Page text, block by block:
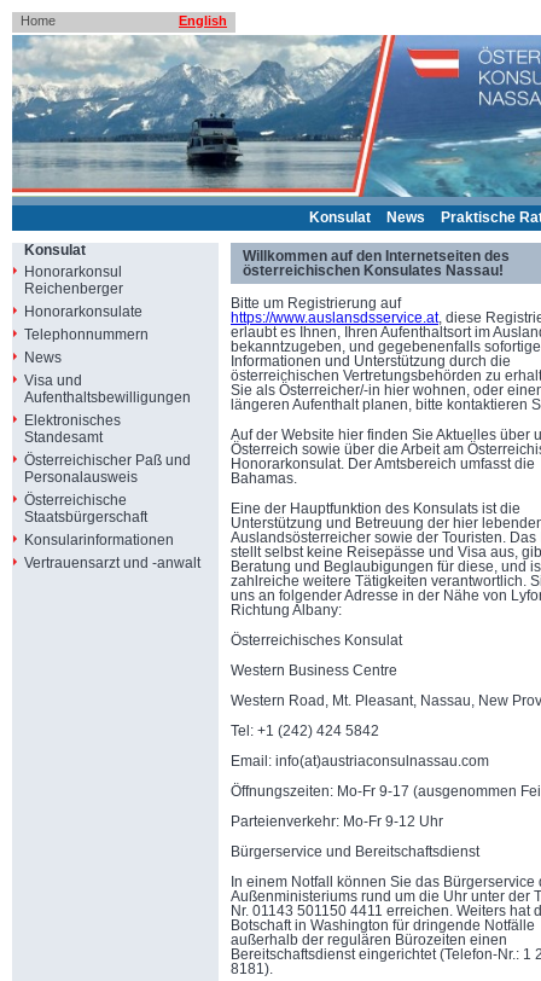
Home English
Konsulat News
Praktische
Konsulat
Honorarkonsul
Reichenberger
Honorarkonsulate
Telephonnummern
News
Visa und
Aufenthaltsbewilligungen
Elektronisches
Standesamt
Österreichischer Paß und
Personalausweis
Österreichische
Staatsbürgerschaft
Konsularinformationen
Vertrauensarzt und -anwalt
Willkommen auf den Internetseiten des
österreichischen Konsulates Nassau!
Bitte um Registrierung auf
https://www.auslansdsservice.at, diese
erlaubt es Ihnen, Ihren Aufenthaltsort im
bekanntzugeben, und gegebenenfalls sofortige
Informationen und Unterstützung durch die
österreichischen Vertretungsbehörden zu
Sie als Österreicher/-in hier wohnen, oder
längeren Aufenthalt planen, bitte kontaktieren
Auf der Website hier finden Sie Aktuelles über
Österreich sowie über die Arbeit am
Honorarkonsulat. Der Amtsbereich umfasst die
Bahamas.
Eine der Hauptfunktion des Konsulats ist die
Unterstützung und Betreuung der hier
Auslandsösterreicher sowie der Touristen. Das
stellt selbst keine Reisepässe und Visa aus,
Beratung und Beglaubigungen für diese, und
zahlreiche weitere Tätigkeiten verantwortlich.
uns an folgender Adresse in der Nähe von
Richtung Albany:
Österreichisches Konsulat
Western Business Centre
Western Road, Mt. Pleasant, Nassau, New
Tel: +1 (242) 424 5842
Email: info(at)austriaconsulnassau.com
Öffnungszeiten: Mo-Fr 9-17 (ausgenommen
Parteienverkehr: Mo-Fr 9-12 Uhr
Bürgerservice und Bereitschaftsdienst
In einem Notfall können Sie das Bürgerservice
Außenministeriums rund um die Uhr unter der
Nr. 01143 501150 4411 erreichen. Weiters hat
Botschaft in Washington für dringende Notfälle
außerhalb der regulären Bürozeiten einen
Bereitschaftsdienst eingerichtet (Telefon-Nr.: 1
8181).